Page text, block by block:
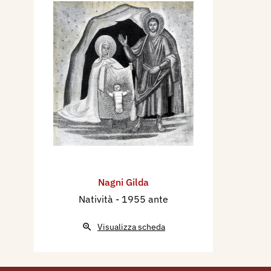
Nagni Gilda
Natività - 1955 ante
Visualizza scheda